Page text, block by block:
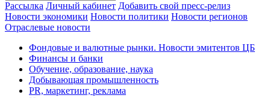
Рассылка Личный кабинет Добавить свой пресс-релиз
Новости экономики Новости политики Новости регионов
Отраслевые новости
Фондовые и валютные рынки. Новости эмитентов ЦБ
Финансы и банки
Обучение, образование, наука
Добывающая промышленность
PR, маркетинг, реклама